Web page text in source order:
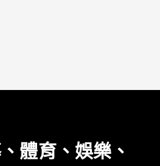
體育、娛樂、